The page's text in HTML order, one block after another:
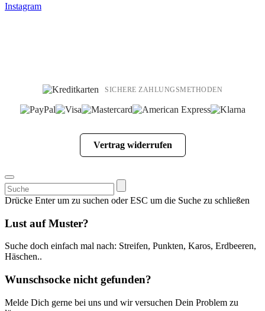
Instagram
SICHERE ZAHLUNGSMETHODEN
Vertrag widerrufen
Suchen
nach:
Drücke Enter um zu suchen oder ESC um die Suche zu schließen
Lust auf Muster?
Suche doch einfach mal nach: Streifen, Punkten, Karos, Erdbeeren,
Häschen..
Wunschsocke nicht gefunden?
Melde Dich gerne bei uns und wir versuchen Dein Problem zu